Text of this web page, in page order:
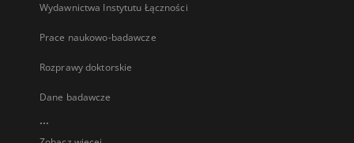
Wydawnictwa Instytutu Łączności
Prace naukowo-badawcze
Rozprawy doktorskie
Dane badawcze
...